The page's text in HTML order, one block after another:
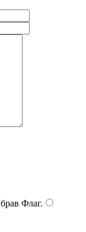
Флаг.